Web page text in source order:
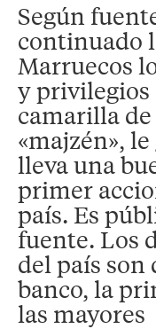
Según
continuado
Marruecos
y privilegios
camarilla
«majzén»,
lleva una
primer
país. Es
fuente. Los
del país son
banco, la
las